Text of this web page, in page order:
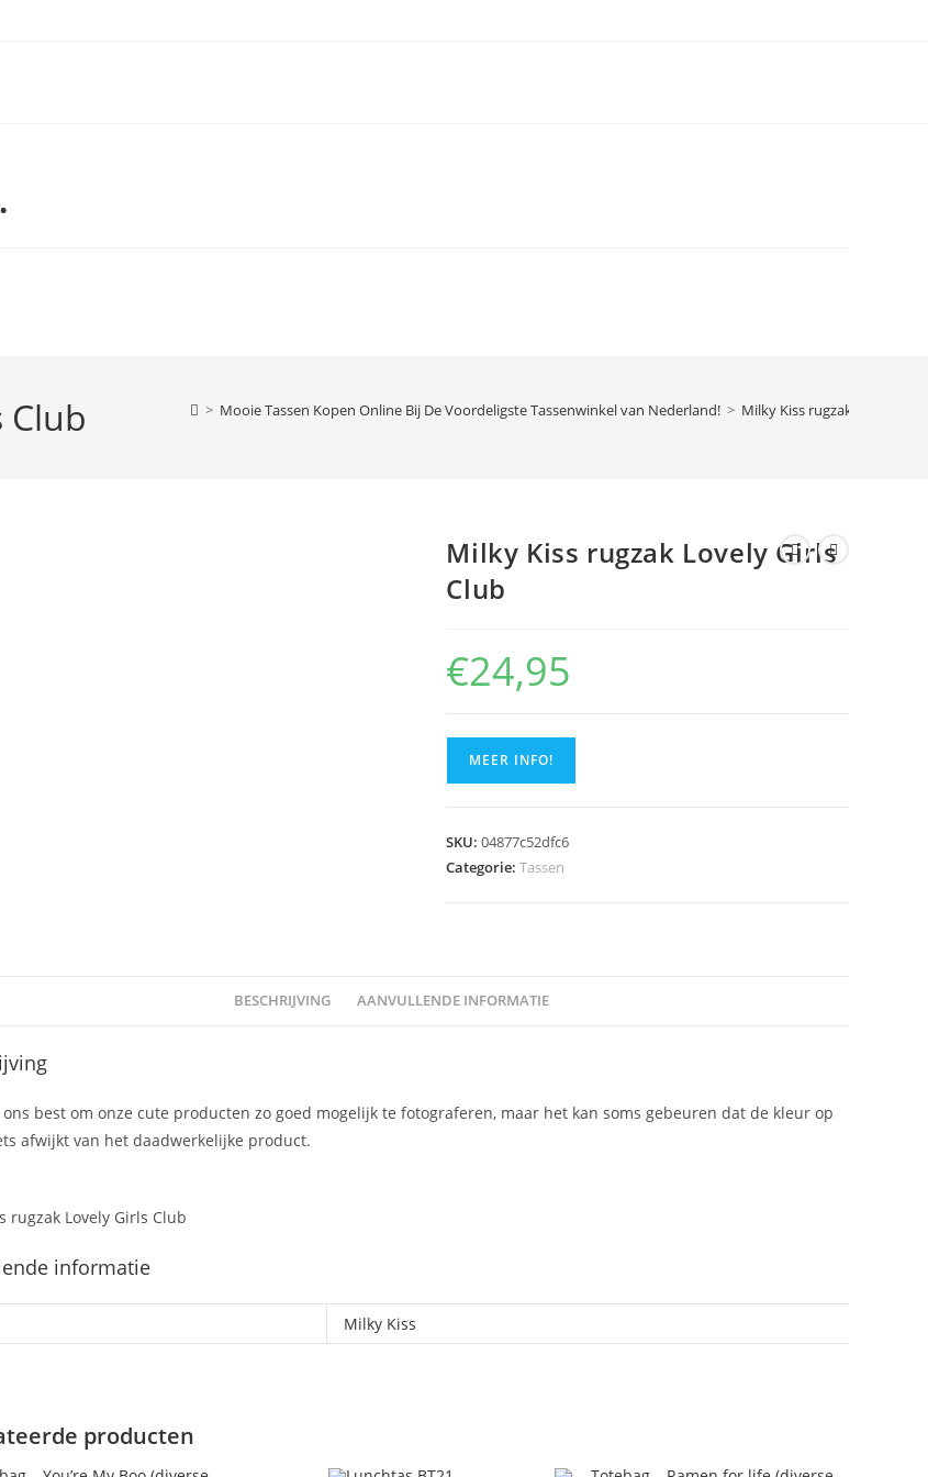
Club > Mooie Tassen Kopen Online Bij De Voordeligste Tassenwinkel van Nederland! > Milky Kiss rugzak Lovely
Milky Kiss rugzak Lovely Girls
Club
€24,95
MEER INFO!
SKU:04877c52dfc6
Categorie:Tassen
BESCHRIJVING AANVULLENDE INFORMATIE
ons best om onze cute producten zo goed mogelijk te fotograferen, maar het kan soms gebeuren dat de kleur op
afwijkt van het daadwerkelijke product.
rugzak Lovely Girls Club
informatie
Milky Kiss
producten